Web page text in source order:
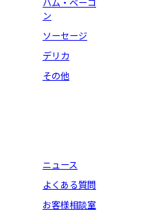
ン
ソーセージ
デリカ
その他
ニュース
よくある質問
お客様相談室